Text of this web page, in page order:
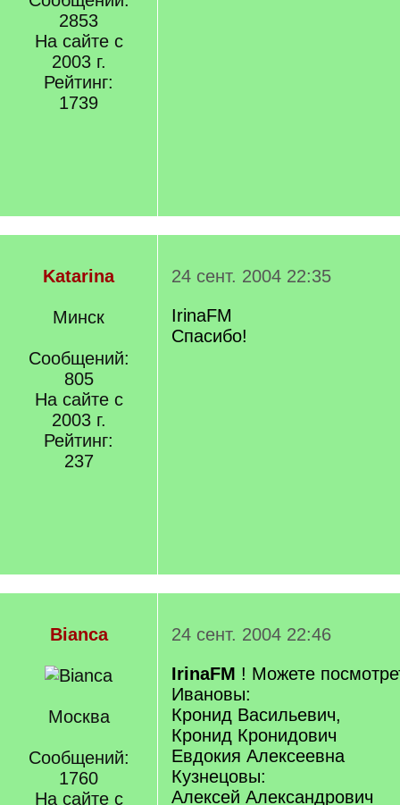
2853
На сайте с
2003 г.
Рейтинг:
1739
Katarina
Минск
Сообщений:
805
На сайте с
2003 г.
Рейтинг:
237
24 сент. 2004 22:35
IrinaFM
Спасибо!
Bianca
Москва
Сообщений:
1760
На сайте с
24 сент. 2004 22:46
IrinaFM ! Можете
Ивановы:
Кронид Васильевич,
Кронид Кронидович
Евдокия Алексеевна
Кузнецовы:
Алексей Александрович